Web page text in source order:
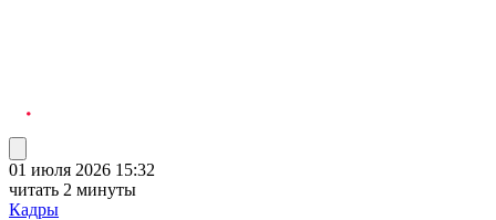
01 июля 2026 15:32
читать 2 минуты
Кадры